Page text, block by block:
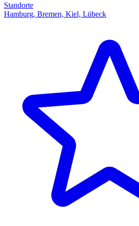
Standorte
Hamburg, Bremen, Kiel, Lübeck